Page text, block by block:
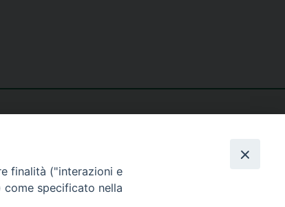
finalità ("interazioni e
specificato nella